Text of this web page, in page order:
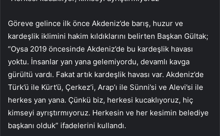
Göreve gelince ilk önce Akdeniz’de barış, huzur ve
kardeşlik iklimini hakim kıldıklarını belirten Başkan Gültak;
“Oysa 2019 öncesinde Akdeniz’de bu kardeşlik havası
yoktu. İnsanlar yan yana gelemiyordu, devamlı kavga
gürültü vardı. Fakat artık kardeşlik havası var. Akdeniz’de
Türk’ü ile Kürt’ü, Çerkez’i, Arap’ı ile Sünni’si ve Alevi’si ile
herkes yan yana. Çünkü biz, herkesi kucaklıyoruz, hiç
kimseyi ayrıştırmıyoruz. Herkesin ve her kesimin belediye
başkanı olduk” ifadelerini kullandı.